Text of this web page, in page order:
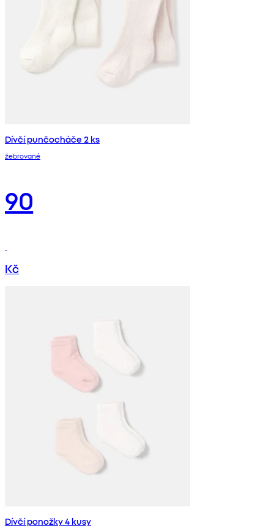
Dívčí punčocháče 2 ks
žebrované
90
Kč
Dívčí ponožky 4 kusy